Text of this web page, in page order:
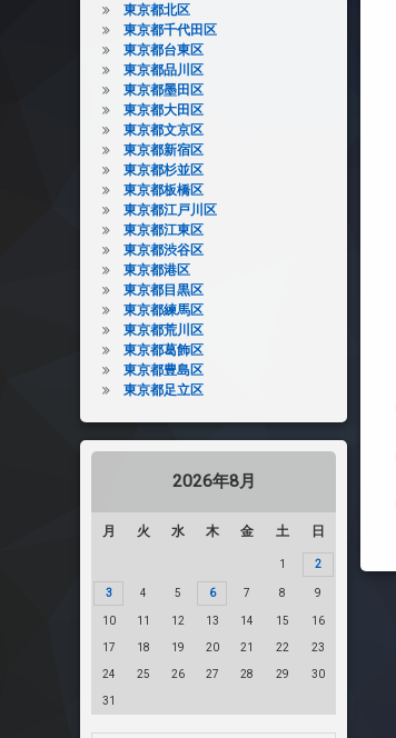
東京都北区
東京都千代田区
東京都台東区
東京都品川区
東京都墨田区
東京都大田区
東京都文京区
東京都新宿区
東京都杉並区
東京都板橋区
東京都江戸川区
東京都江東区
東京都渋谷区
東京都港区
東京都目黒区
東京都練馬区
東京都荒川区
東京都葛飾区
東京都豊島区
東京都足立区
2026年8月
月 火 水 木 金 土 日
1 2
3 4 5 6 7 8 9
10 11 12 13 14 15 16
17 18 19 20 21 22 23
24 25 26 27 28 29 30
31